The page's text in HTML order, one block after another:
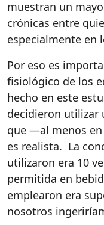
muestran un
crónicas entre
especialmente en
Por eso es
fisiológico de los
hecho en este
decidieron utilizar
que —al menos
es realista. La
utilizaron era 10
permitida en
emplearon era
nosotros